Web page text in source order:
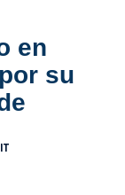
en
su